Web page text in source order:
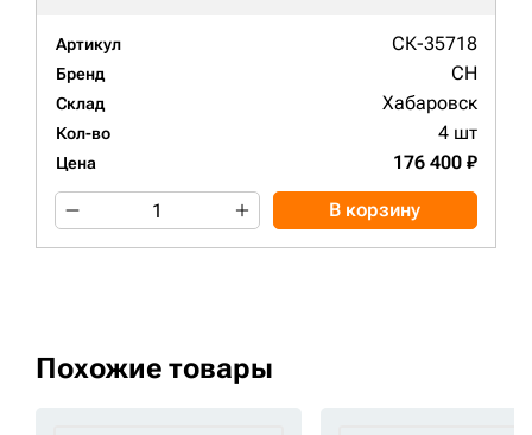
Артикул СК-35718
Бренд CH
Склад Хабаровск
Кол-во 4 шт
Цена 176 400 ₽
В корзину
Похожие товары